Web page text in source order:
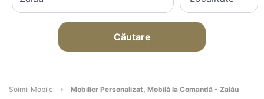
Căutare
Șoimii Mobilei Mobilier Personalizat, Mobilă la Comandă - Zalău